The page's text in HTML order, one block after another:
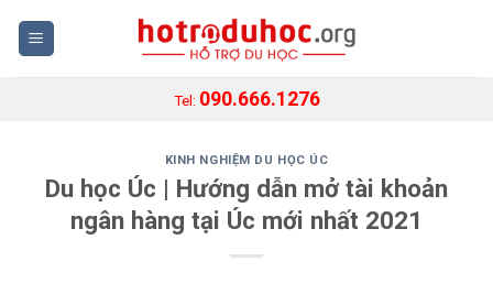
Tel: 090.666.1276
KINH NGHIỆM DU HỌC ÚC
Du học Úc | Hướng dẫn mở tài khoản
ngân hàng tại Úc mới nhất 2021